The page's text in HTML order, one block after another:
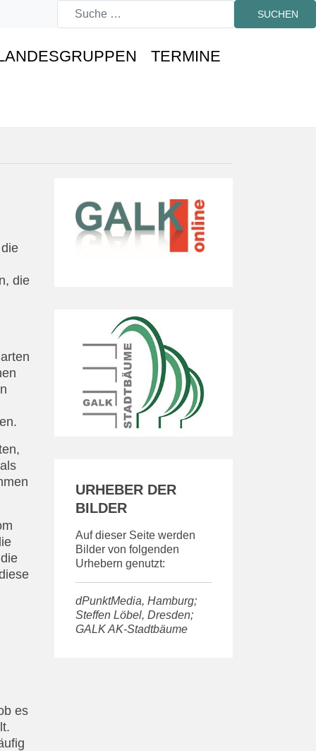
SUCHEN
TERMINE
die
es
URHEBER DER
BILDER
Auf dieser Seite werden
Bilder von folgenden
Urhebern genutzt:
dPunktMedia, Hamburg;
Steffen Löbel, Dresden;
GALK AK-Stadtbäume